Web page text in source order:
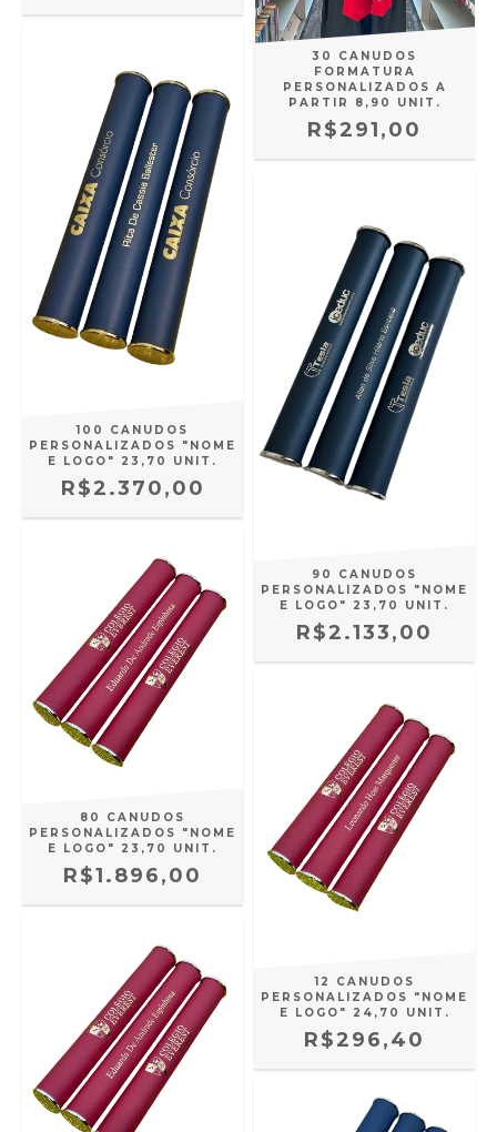
30 CANUDOS
FORMATURA
PERSONALIZADOS A
PARTIR 8,90 UNIT.
R$291,00
100 CANUDOS
PERSONALIZADOS "NOME
E LOGO" 23,70 UNIT.
R$2.370,00
90 CANUDOS
PERSONALIZADOS "NOME
E LOGO" 23,70 UNIT.
R$2.133,00
80 CANUDOS
PERSONALIZADOS "NOME
E LOGO" 23,70 UNIT.
R$1.896,00
12 CANUDOS
PERSONALIZADOS "NOME
E LOGO" 24,70 UNIT.
R$296,40